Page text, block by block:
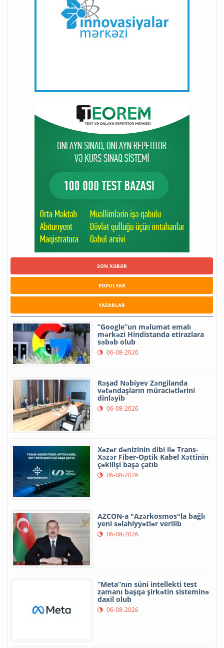
SON XƏBƏR
POPULYAR
YAZARLAR
“Google”un məlumat emalı
mərkəzi Hindistanda etirazlara
səbəb olub
06-08-2026
Rəşad Nəbiyev Zəngilanda
vətəndaşların müraciətlərini
dinləyib
06-08-2026
Xəzər dənizinin dibi ilə Trans-
Xəzər Fiber-Optik Kabel Xəttinin
çəkilişi başa çatıb
06-08-2026
AZCON-a "Azərkosmos"la bağlı
yeni səlahiyyətlər verilib
06-08-2026
“Meta”nın süni intellekti test
zamanı başqa şirkətin sisteminə
daxil olub
06-08-2026